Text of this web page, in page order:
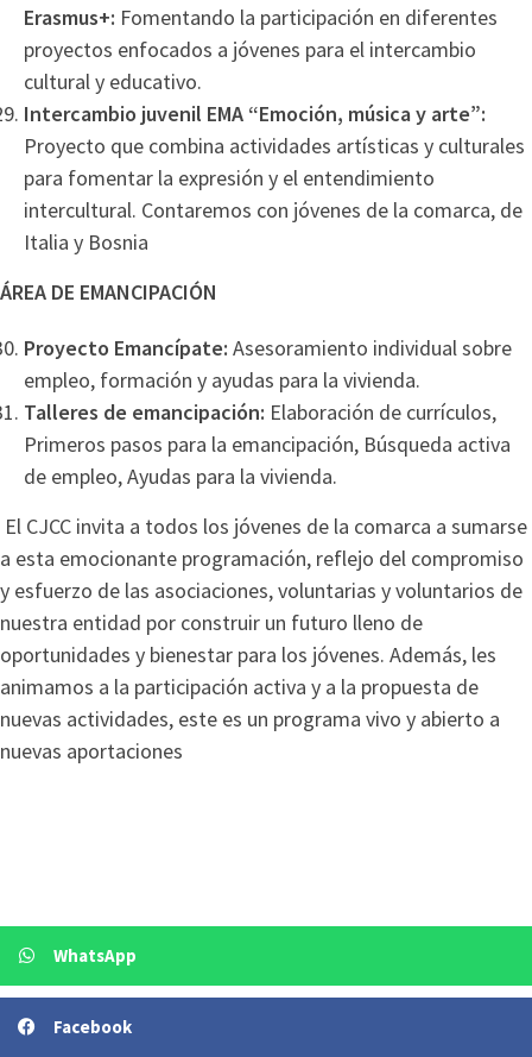
Erasmus+: Fomentando la participación en diferentes
proyectos enfocados a jóvenes para el intercambio
cultural y educativo.
Intercambio juvenil EMA “Emoción, música y arte”:
Proyecto que combina actividades artísticas y culturales
para fomentar la expresión y el entendimiento
intercultural. Contaremos con jóvenes de la comarca, de
Italia y Bosnia
ÁREA DE EMANCIPACIÓN
Proyecto Emancípate: Asesoramiento individual sobre
empleo, formación y ayudas para la vivienda.
Talleres de emancipación: Elaboración de currículos,
Primeros pasos para la emancipación, Búsqueda activa
de empleo, Ayudas para la vivienda.
El CJCC invita a todos los jóvenes de la comarca a sumarse
a esta emocionante programación, reflejo del compromiso
y esfuerzo de las asociaciones, voluntarias y voluntarios de
nuestra entidad por construir un futuro lleno de
oportunidades y bienestar para los jóvenes. Además, les
animamos a la participación activa y a la propuesta de
nuevas actividades, este es un programa vivo y abierto a
nuevas aportaciones
WhatsApp
Facebook